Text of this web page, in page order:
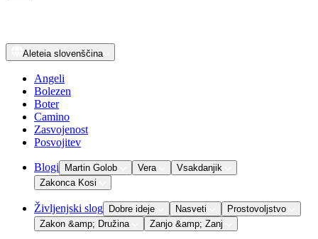
Aleteia slovenščina
Angeli
Bolezen
Boter
Camino
Zasvojenost
Posvojitev
Blogi Martin Golob Vera
Vsakdanjik
Zakonca Kosi
Življenjski slog Dobre ideje Nasveti
Prostovoljstvo
Zakon &amp; Družina
Zanjo &amp; Zanj